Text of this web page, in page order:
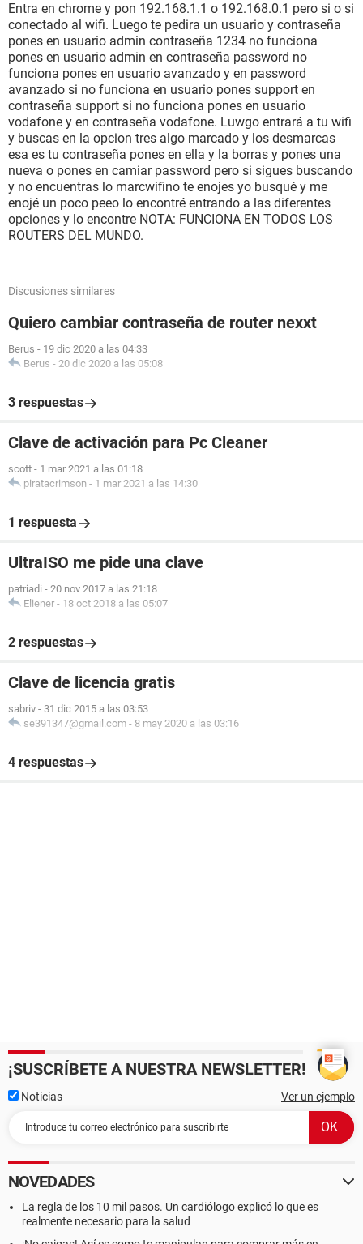
Entra en chrome y pon 192.168.1.1 o 192.168.0.1 pero si o si
conectado al wifi. Luego te pedira un usuario y contraseña
pones en usuario admin contraseña 1234 no funciona
pones en usuario admin en contraseña password no
funciona pones en usuario avanzado y en password
avanzado si no funciona en usuario pones support en
contraseña support si no funciona pones en usuario
vodafone y en contraseña vodafone. Luwgo entrará a tu wifi
y buscas en la opcion tres algo marcado y los desmarcas
esa es tu contraseña pones en ella y la borras y pones una
nueva o pones en camiar password pero si sigues buscando
y no encuentras lo marcwifino te enojes yo busqué y me
enojé un poco peeo lo encontré entrando a las diferentes
opciones y lo encontre NOTA: FUNCIONA EN TODOS LOS
ROUTERS DEL MUNDO.
Discusiones similares
Quiero cambiar contraseña de router nexxt
Berus - 19 dic 2020 a las 04:33
Berus - 20 dic 2020 a las 05:08
3 respuestas
Clave de activación para Pc Cleaner
scott - 1 mar 2021 a las 01:18
piratacrimson - 1 mar 2021 a las 14:30
1 respuesta
UltraISO me pide una clave
patriadi - 20 nov 2017 a las 21:18
Eliener - 18 oct 2018 a las 05:07
2 respuestas
Clave de licencia gratis
sabriv - 31 dic 2015 a las 03:53
se391347@gmail.com - 8 may 2020 a las 03:16
4 respuestas
¡SUSCRÍBETE A NUESTRA NEWSLETTER!
Noticias Ver un ejemplo
NOVEDADES
La regla de los 10 mil pasos. Un cardiólogo explicó lo que es
realmente necesario para la salud